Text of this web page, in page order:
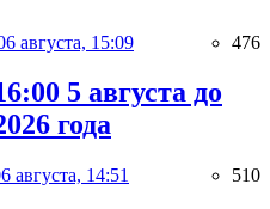
августа, 15:09 476
5 августа до
года
августа, 14:51 510